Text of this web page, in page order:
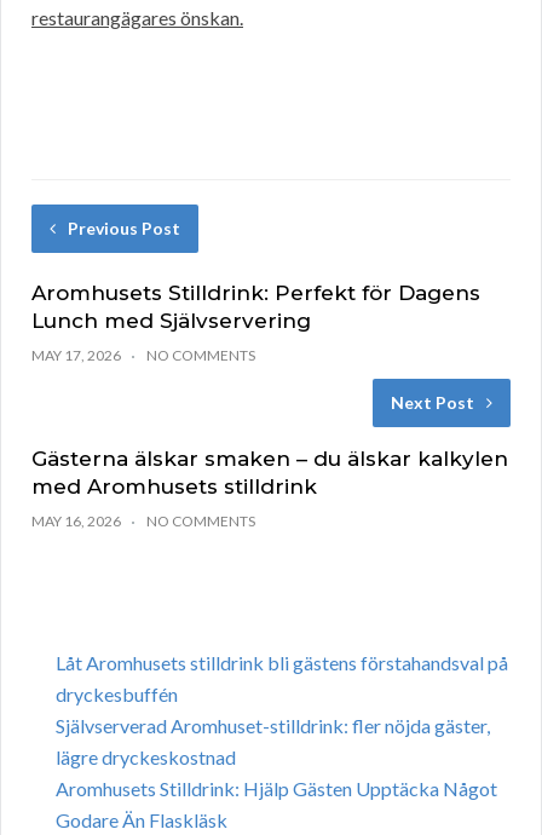
restaurangägares önskan.
Previous Post
Aromhusets Stilldrink: Perfekt för Dagens
Lunch med Självservering
MAY 17, 2026 NO COMMENTS
Next Post
Gästerna älskar smaken – du älskar kalkylen
med Aromhusets stilldrink
MAY 16, 2026 NO COMMENTS
Låt Aromhusets stilldrink bli gästens förstahandsval på
dryckesbuffén
Självserverad Aromhuset-stilldrink: fler nöjda gäster,
lägre dryckeskostnad
Aromhusets Stilldrink: Hjälp Gästen Upptäcka Något
Godare Än Flaskläsk